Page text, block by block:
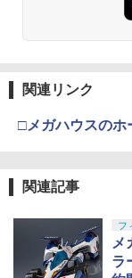
関連リンク
□メガハウスのホ
関連記事
フ
メ
ラ